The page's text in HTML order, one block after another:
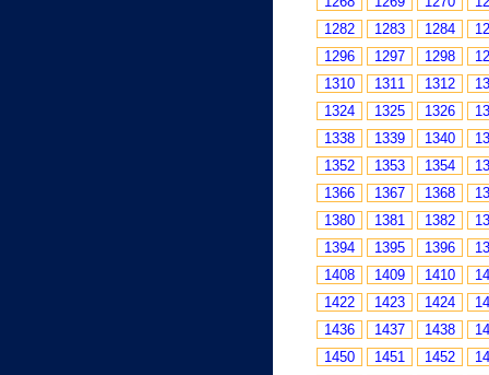
1282
1283 1284
1296
1297 1298
1310
1311 1312
1324
1325 1326
1338
1339 1340
1352
1353 1354
1366
1367 1368
1380
1381 1382
1394
1395 1396
1408
1409 1410
1422
1423 1424
1436
1437 1438
1450
1451 1452